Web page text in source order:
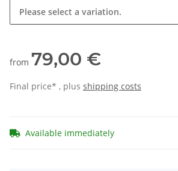
Please select a variation.
from 79,00 €
Final price* , plus shipping costs
Available immediately